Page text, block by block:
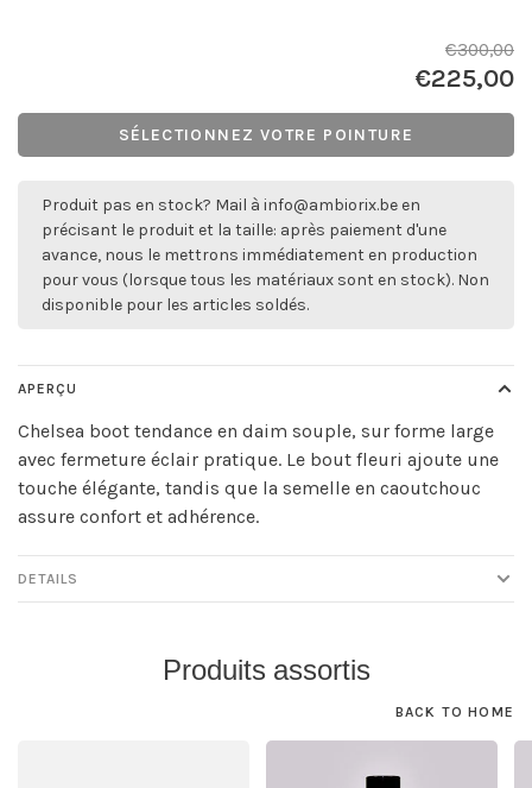
€300,00
€225,00
SÉLECTIONNEZ VOTRE POINTURE
Produit pas en stock? Mail à info@ambiorix.be en
précisant le produit et la taille: après paiement d'une
avance, nous le mettrons immédiatement en production
pour vous (lorsque tous les matériaux sont en stock). Non
disponible pour les articles soldés.
APERÇU
Chelsea boot tendance en daim souple, sur forme large
avec fermeture éclair pratique. Le bout fleuri ajoute une
touche élégante, tandis que la semelle en caoutchouc
assure confort et adhérence.
DETAILS
Produits assortis
BACK TO HOME